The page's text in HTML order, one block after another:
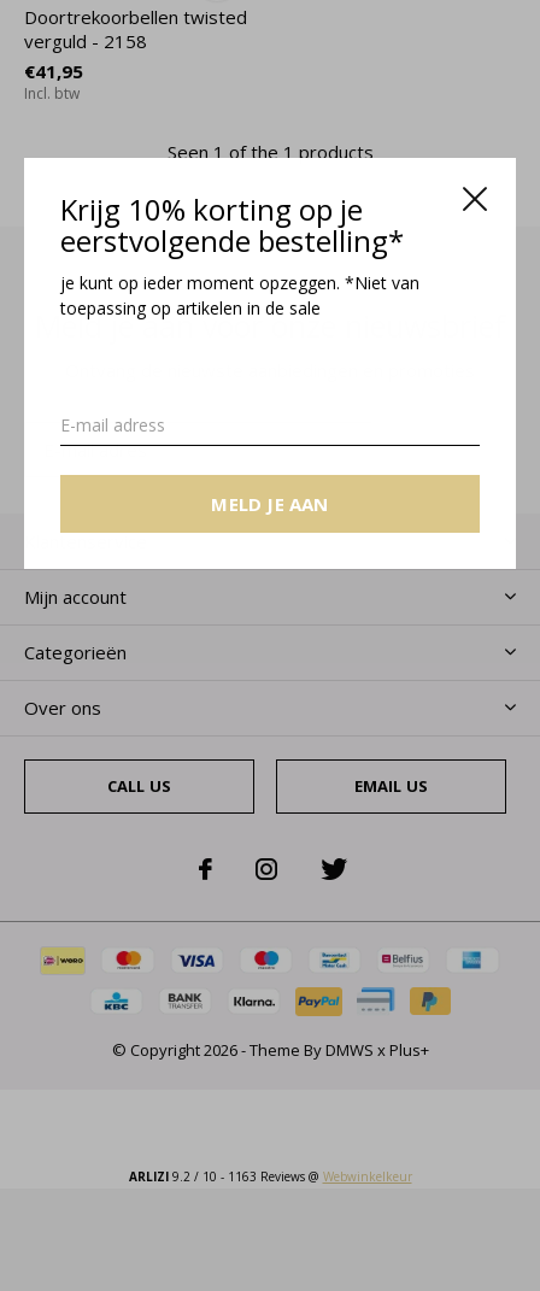
Krijg 10% korting op je
eerstvolgende bestelling*
je kunt op ieder moment opzeggen. *Niet van
toepassing op artikelen in de sale
MELD JE AAN
Doortrekoorbellen twisted
verguld - 2158
€41,95
Incl. btw
Seen 1 of the 1 products
Meld je aan voor onze nieuwsbrief
MELD JE AAN
Klantenservice
Mijn account
Categorieën
Over ons
CALL US EMAIL US
© Copyright2026- Theme ByDMWS x Plus+
ARLIZI9.2 / 10 - 1163 Reviews @ Webwinkelkeur